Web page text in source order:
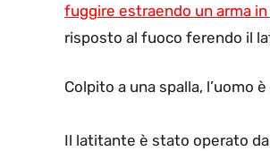
fuggire estraendo un arma
risposto al fuoco ferendo il
Colpito a una spalla, l’uomo
Il latitante è stato operato